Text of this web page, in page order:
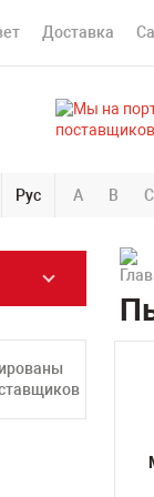
Доставка
Рус A B C